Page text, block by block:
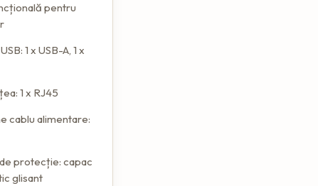
pentru
1 x USB-A, 1 x
1 x RJ45
cablu alimentare:
protecție: capac
glisant